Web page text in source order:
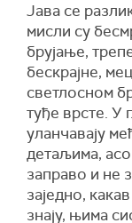
Јава се
мисли су
брујање,
бескрајне,
светлосном
туђе врсте. У
уланчавају
детаљима,
заправо и не
заједно,
знају, њима